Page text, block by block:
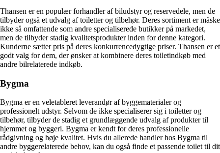
Thansen er en populær forhandler af biludstyr og reservedele, men de
tilbyder også et udvalg af toiletter og tilbehør. Deres sortiment er måske
ikke så omfattende som andre specialiserede butikker på markedet,
men de tilbyder stadig kvalitetsprodukter inden for denne kategori.
Kunderne sætter pris på deres konkurrencedygtige priser. Thansen er et
godt valg for dem, der ønsker at kombinere deres toiletindkøb med
andre bilrelaterede indkøb.
Bygma
Bygma er en veletableret leverandør af byggematerialer og
professionelt udstyr. Selvom de ikke specialiserer sig i toiletter og
tilbehør, tilbyder de stadig et grundlæggende udvalg af produkter til
hjemmet og byggeri. Bygma er kendt for deres professionelle
rådgivning og høje kvalitet. Hvis du allerede handler hos Bygma til
andre byggerelaterede behov, kan du også finde et passende toilet til dit